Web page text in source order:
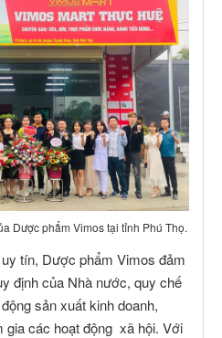
Dược phẩm Vimos tại tỉnh Phú Thọ.
tín, Dược phẩm Vimos đảm
định của Nhà nước, quy chế
sản xuất kinh doanh,
các hoạt động xã hội. Với